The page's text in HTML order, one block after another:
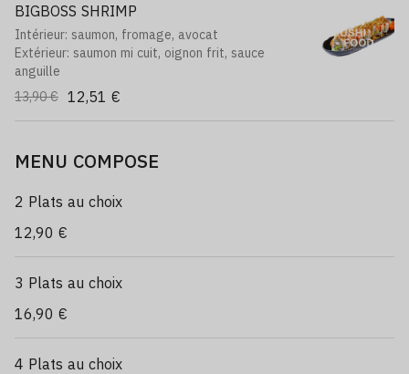
BIGBOSS SHRIMP
Intérieur: saumon, fromage, avocat
Extérieur: saumon mi cuit, oignon frit, sauce
anguille
13,90 € 12,51 €
MENU COMPOSE
2 Plats au choix
12,90 €
3 Plats au choix
16,90 €
4 Plats au choix